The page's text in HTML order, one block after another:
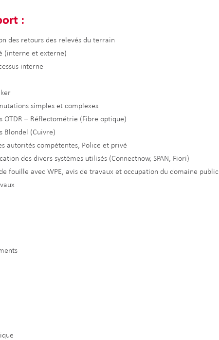
:
des retours des relevés du terrain
(interne et externe)
interne
simples et complexes
OTDR – Réflectométrie (Fibre optique)
Blondel (Cuivre)
autorités compétentes, Police et privé
des divers systèmes utilisés (Connectnow, SPAN, Fiori)
fouille avec WPE, avis de travaux et occupation du domaine public